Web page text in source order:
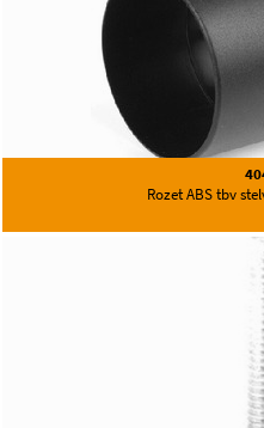
Rozet ABS tbv